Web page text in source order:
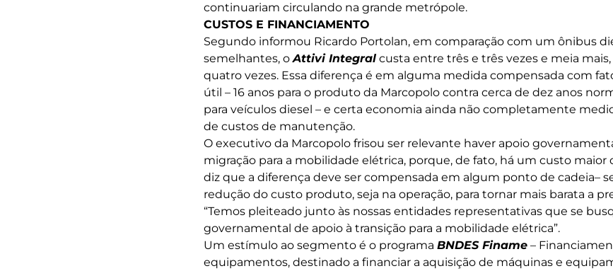
continuariam circulando na grande metrópole.
CUSTOS E FINANCIAMENTO
Segundo informou Ricardo Portolan, em comparação com um ônibus
semelhantes, oAttivi Integral custa entre três e três vezes e meia
quatro vezes. Essa diferença é em alguma medida compensada com
útil – 16 anos para o produto da Marcopolo contra cerca de dez anos
para veículos diesel – e certa economia ainda não completamente
de custos de manutenção.
O executivo da Marcopolo frisou ser relevante haver apoio
migração para a mobilidade elétrica, porque, de fato, há um custo maior
diz que a diferença deve ser compensada em algum ponto de cadeia–
redução do custo produto, seja na operação, para tornar mais barata a
“Temos pleiteado junto às nossas entidades representativas que se
governamental de apoio à transição para a mobilidade elétrica”.
Um estímulo ao segmento é o programa BNDES Finame –
equipamentos, destinado a financiar a aquisição de máquinas e